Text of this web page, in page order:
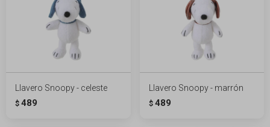
Llavero Snoopy - celeste
$ 489
Llavero Snoopy - marrón
$ 489